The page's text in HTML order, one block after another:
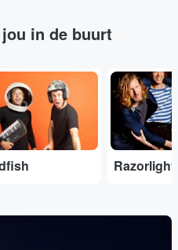
in de buurt
...
Razorlight